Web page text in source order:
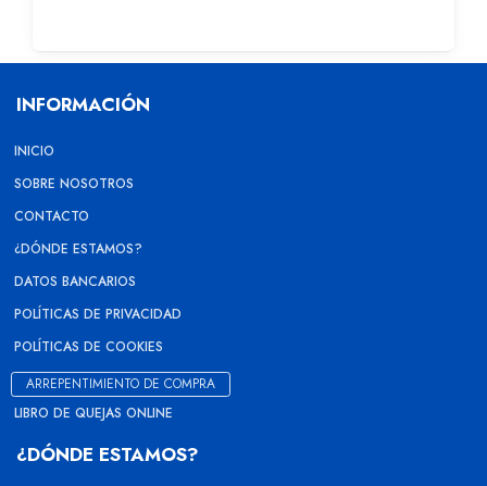
INFORMACIÓN
INICIO
SOBRE NOSOTROS
CONTACTO
¿DÓNDE ESTAMOS?
DATOS BANCARIOS
POLÍTICAS DE PRIVACIDAD
POLÍTICAS DE COOKIES
ARREPENTIMIENTO DE COMPRA
LIBRO DE QUEJAS ONLINE
¿DÓNDE ESTAMOS?